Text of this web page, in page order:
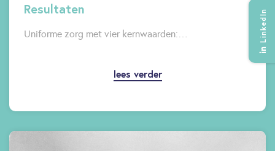
LinkedIn
Resultaten
Uniforme zorg met vier kernwaarden:…
lees verder